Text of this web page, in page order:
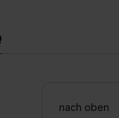
nach oben